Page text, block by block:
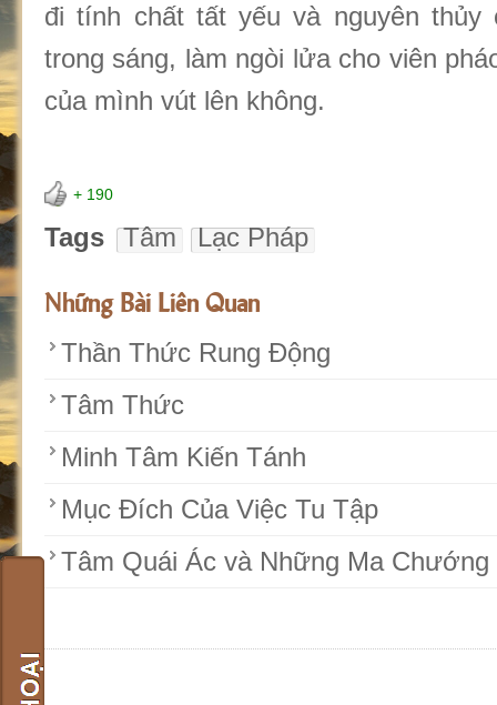
đi tính chất tất yếu và nguyên thủy
trong sáng, làm ngòi lửa cho viên
của mình vút lên không.
+ 190
Tags Tâm Lạc Pháp
Những Bài Liên Quan
Thần Thức Rung Động
Tâm Thức
Minh Tâm Kiến Tánh
Mục Đích Của Việc Tu Tập
Tâm Quái Ác và Những Ma Chướng